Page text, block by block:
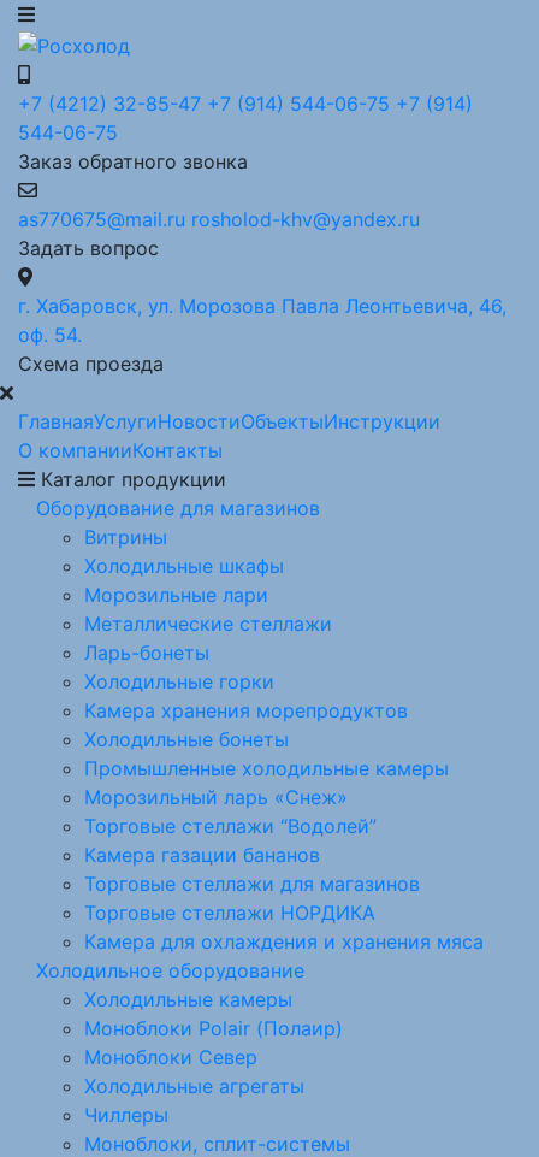
+7 (4212) 32-85-47 +7 (914) 544-06-75 +7 (914)
544-06-75
Заказ обратного звонка
as770675@mail.ru rosholod-khv@yandex.ru
Задать вопрос
г. Хабаровск, ул. Морозова Павла Леонтьевича, 46,
оф. 54.
Схема проезда
ГлавнаяУслугиНовостиОбъектыИнструкции
О компанииКонтакты
Каталог продукции
Оборудование для магазинов
Витрины
Холодильные шкафы
Морозильные лари
Металлические стеллажи
Ларь-бонеты
Холодильные горки
Камера хранения морепродуктов
Холодильные бонеты
Промышленные холодильные камеры
Морозильный ларь «Снеж»
Торговые стеллажи “Водолей”
Камера газации бананов
Торговые стеллажи для магазинов
Торговые стеллажи НОРДИКА
Камера для охлаждения и хранения мяса
Холодильное оборудование
Холодильные камеры
Моноблоки Polair (Полаир)
Моноблоки Север
Холодильные агрегаты
Чиллеры
Моноблоки, сплит-системы